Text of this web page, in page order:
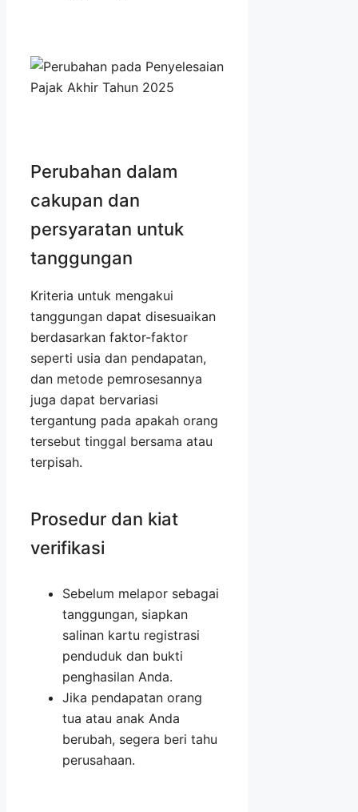
Perubahan dalam
cakupan dan
persyaratan untuk
tanggungan
Kriteria untuk mengakui
tanggungan dapat disesuaikan
berdasarkan faktor-faktor
seperti usia dan pendapatan,
dan metode pemrosesannya
juga dapat bervariasi
tergantung pada apakah orang
tersebut tinggal bersama atau
terpisah.
Prosedur dan kiat
verifikasi
Sebelum melapor sebagai
tanggungan, siapkan
salinan kartu registrasi
penduduk dan bukti
penghasilan Anda.
Jika pendapatan orang
tua atau anak Anda
berubah, segera beri tahu
perusahaan.